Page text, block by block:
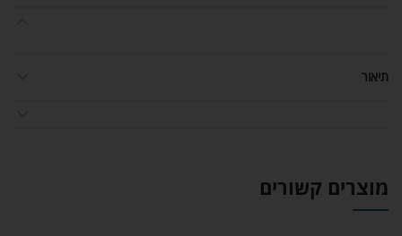
תיאור
מוצרים קשורים